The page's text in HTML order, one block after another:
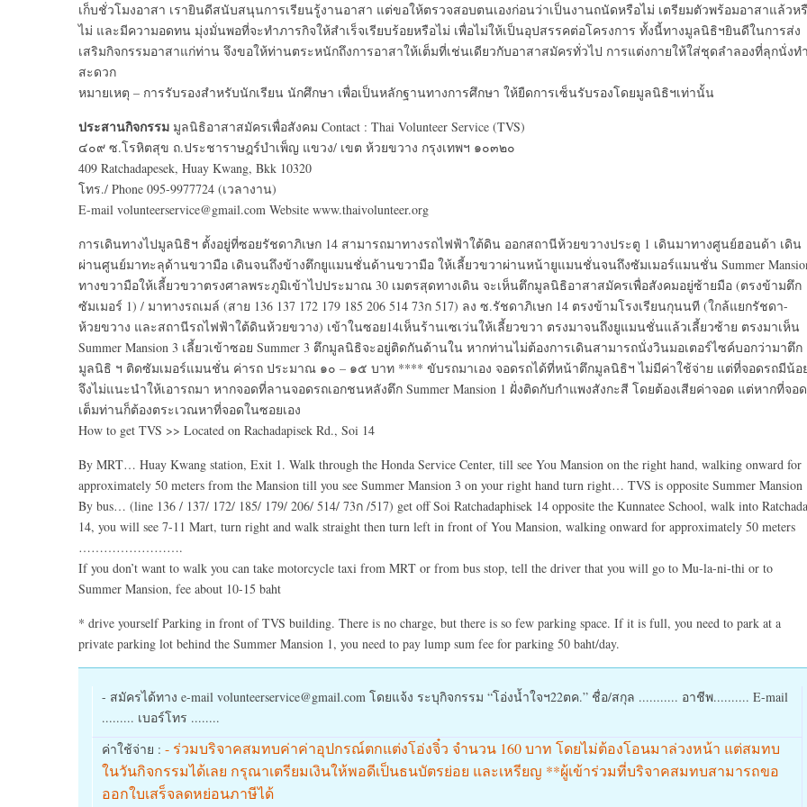
เก็บชั่วโมงอาสา เรายินดีสนับสนุนการเรียนรู้งานอาสา แต่ขอให้ตรวจสอบตนเองก่อนว่าเป็นงานถนัดหรือไม่ เตรียมตัวพร้อมอาสาแล้วห
ไม่ และมีความอดทน มุ่งมั่นพอที่จะทำภารกิจให้สำเร็จเรียบร้อยหรือไม่ เพื่อไม่ให้เป็นอุปสรรคต่อโครงการ ทั้งนี้ทางมูลนิธิฯยินดีในการส่ง
เสริมกิจกรรมอาสาแก่ท่าน จึงขอให้ท่านตระหนักถึงการอาสาให้เต็มที่เช่นเดียวกับอาสาสมัครทั่วไป การแต่งกายให้ใส่ชุดลำลองที่ลุกนั่งทำ
สะดวก
หมายเหตุ – การรับรองสำหรับนักเรียน นักศึกษา เพื่อเป็นหลักฐานทางการศึกษา ให้ยืดการเซ็นรับรองโดยมูลนิธิฯเท่านั้น
ประสานกิจกรรม มูลนิธิอาสาสมัครเพื่อสังคม Contact : Thai Volunteer Service (TVS)
๔๐๙ ซ.โรหิตสุข ถ.ประชาราษฎร์บำเพ็ญ แขวง/ เขต ห้วยขวาง กรุงเทพฯ ๑๐๓๒๐
409 Ratchadapesek, Huay Kwang, Bkk 10320
โทร./ Phone 095-9977724 (เวลางาน)
E-mail volunteerservice@gmail.com Website www.thaivolunteer.org
การเดินทางไปมูลนิธิฯ ตั้งอยู่ที่ซอยรัชดาภิเษก 14 สามารถมาทางรถไฟฟ้าใต้ดิน ออกสถานีห้วยขวางประตู 1 เดินมาทางศูนย์ฮอนด้า เดิน
ผ่านศูนย์มาทะลุด้านขวามือ เดินจนถึงข้างตึกยูแมนชั่นด้านขวามือ ให้เลี้ยวขวาผ่านหน้ายูแมนชั่นจนถึงซัมเมอร์แมนชั่น Summer
ทางขวามือให้เลี้ยวขวาตรงศาลพระภูมิเข้าไปประมาณ 30 เมตรสุดทางเดิน จะเห็นตึกมูลนิธิอาสาสมัครเพื่อสังคมอยู่ซ้ายมือ (ตรงข้ามตึก
ซัมเมอร์ 1) / มาทางรถเมล์ (สาย 136 137 172 179 185 206 514 73ก 517) ลง ซ.รัชดาภิเษก 14 ตรงข้ามโรงเรียนกุนนที (ใกล้แยกรัชดา-
ห้วยขวาง และสถานีรถไฟฟ้าใต้ดินห้วยขวาง) เข้าในซอย14เห็นร้านเซเว่นให้เลี้ยวขวา ตรงมาจนถึงยูแมนชั่นแล้วเลี้ยวซ้าย ตรงมาเห็น
Summer Mansion 3 เลี้ยวเข้าซอย Summer 3 ตึกมูลนิธิจะอยู่ติดกันด้านใน หากท่านไม่ต้องการเดินสามารถนั่งวินมอเตอร์ไซค์บอกว่ามาตึก
มูลนิธิ ฯ ติดซัมเมอร์แมนชั่น ค่ารถ ประมาณ ๑๐ – ๑๕ บาท **** ขับรถมาเอง จอดรถได้ที่หน้าตึกมูลนิธิฯ ไม่มีค่าใช้จ่าย แต่ที่จอดรถมีน้อ
จึงไม่แนะนำให้เอารถมา หากจอดที่ลานจอดรถเอกชนหลังตึก Summer Mansion 1 ฝั่งติดกับกำแพงสังกะสี โดยต้องเสียค่าจอด แต่หากที่จอด
เต็มท่านก็ต้องตระเวณหาที่จอดในซอยเอง
How to get TVS >> Located on Rachadapisek Rd., Soi 14
By MRT… Huay Kwang station, Exit 1. Walk through the Honda Service Center, till see You Mansion on the right hand, walking onward for
approximately 50 meters from the Mansion till you see Summer Mansion 3 on your right hand turn right… TVS is opposite Summer Mansion
By bus… (line 136 / 137/ 172/ 185/ 179/ 206/ 514/ 73ก /517) get off Soi Ratchadaphisek 14 opposite the Kunnatee School, walk into Ratchada
14, you will see 7-11 Mart, turn right and walk straight then turn left in front of You Mansion, walking onward for approximately 50 meters
…………………….
If you don’t want to walk you can take motorcycle taxi from MRT or from bus stop, tell the driver that you will go to Mu-la-ni-thi or to
Summer Mansion, fee about 10-15 baht
* drive yourself Parking in front of TVS building. There is no charge, but there is so few parking space. If it is full, you need to park at a
private parking lot behind the Summer Mansion 1, you need to pay lump sum fee for parking 50 baht/day.
- สมัครได้ทาง e-mail volunteerservice@gmail.com โดยแจ้ง ระบุกิจกรรม “โอ่งน้ำใจฯ22ตค.” ชื่อ/สกุล ........... อาชีพ.......... E-mail
......... เบอร์โทร ........
ค่าใช้จ่าย : - ร่วมบริจาคสมทบค่าค่าอุปกรณ์ตกแต่งโอ่งจิ๋ว จำนวน 160 บาท โดยไม่ต้องโอนมาล่วงหน้า แต่สมทบ
ในวันกิจกรรมได้เลย กรุณาเตรียมเงินให้พอดีเป็นธนบัตรย่อย และเหรียญ **ผู้เข้าร่วมที่บริจาคสมทบสามารถขอ
ออกใบเสร็จลดหย่อนภาษีได้